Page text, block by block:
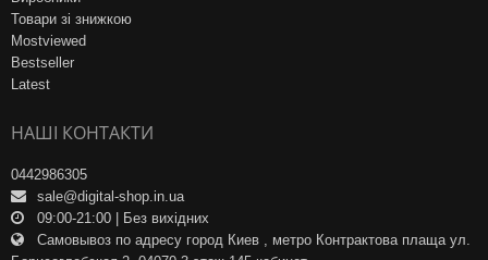
Товари зі знижкою
Mostviewed
Bestseller
Latest
НАШІ КОНТАКТИ
0442986305
sale@digital-shop.in.ua
09:00-21:00 | Без вихідних
Самовывоз по адресу город Киев , метро Контрактова плаща ул.